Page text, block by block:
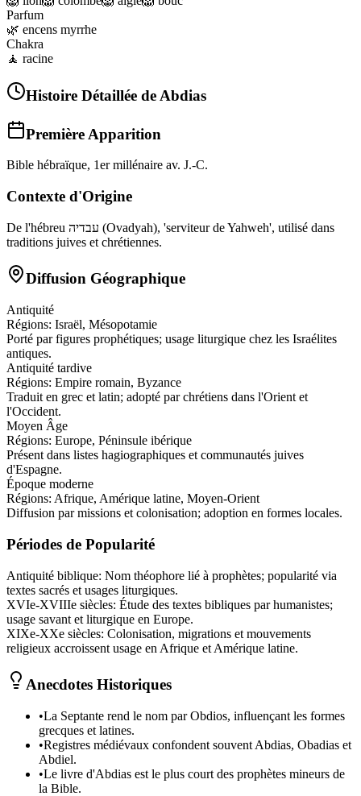
Parfum
🌿 encens myrrhe
Chakra
🧘 racine
Histoire Détaillée de Abdias
Première Apparition
Bible hébraïque, 1er millénaire av. J.-C.
Contexte d'Origine
De l'hébreu עבדיה (Ovadyah), 'serviteur de Yahweh', utilisé dans
traditions juives et chrétiennes.
Diffusion Géographique
Antiquité
Régions: Israël, Mésopotamie
Porté par figures prophétiques; usage liturgique chez les Israélites
antiques.
Antiquité tardive
Régions: Empire romain, Byzance
Traduit en grec et latin; adopté par chrétiens dans l'Orient et
l'Occident.
Moyen Âge
Régions: Europe, Péninsule ibérique
Présent dans listes hagiographiques et communautés juives
d'Espagne.
Époque moderne
Régions: Afrique, Amérique latine, Moyen-Orient
Diffusion par missions et colonisation; adoption en formes locales.
Périodes de Popularité
Antiquité biblique: Nom théophore lié à prophètes; popularité via
textes sacrés et usages liturgiques.
XVIe-XVIIIe siècles: Étude des textes bibliques par humanistes;
usage savant et liturgique en Europe.
XIXe-XXe siècles: Colonisation, migrations et mouvements
religieux accroissent usage en Afrique et Amérique latine.
Anecdotes Historiques
•La Septante rend le nom par Obdios, influençant les formes
grecques et latines.
•Registres médiévaux confondent souvent Abdias, Obadias et
Abdiel.
•Le livre d'Abdias est le plus court des prophètes mineurs de
la Bible.